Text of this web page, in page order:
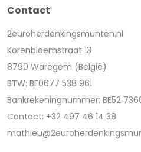
Contact
2euroherdenkingsmunten.nl
Korenbloemstraat 13
8790 Waregem (België)
BTW: BE0677 538 961
Bankrekeningnummer: BE52
Contact: +32 497 46 14 38